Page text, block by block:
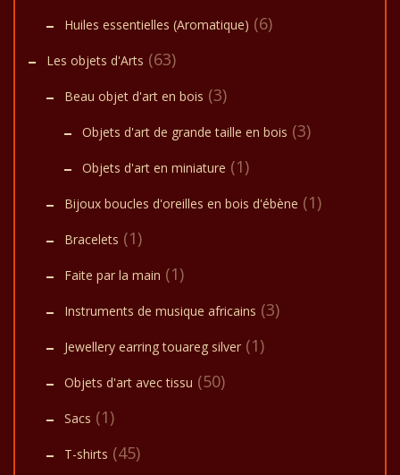
Huiles essentielles (Aromatique) (6)
Les objets d'Arts (63)
Beau objet d'art en bois (3)
Objets d'art de grande taille en bois (3)
Objets d'art en miniature (1)
Bijoux boucles d'oreilles en bois d'ébène (1)
Bracelets (1)
Faite par la main (1)
Instruments de musique africains (3)
Jewellery earring touareg silver (1)
Objets d'art avec tissu (50)
Sacs (1)
T-shirts (45)